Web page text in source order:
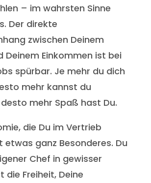
– im wahrsten Sinne
Der direkte
zwischen Deinem
Deinem Einkommen ist bei
spürbar. Je mehr du dich
mehr kannst du
mehr Spaß hast Du.
die Du im Vertrieb
etwas ganz Besonderes. Du
Chef in gewisser
die Freiheit, Deine